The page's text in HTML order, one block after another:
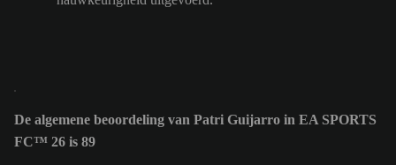
De algemene beoordeling van Patri Guijarro in EA SPORTS
FC™ 26 is 89